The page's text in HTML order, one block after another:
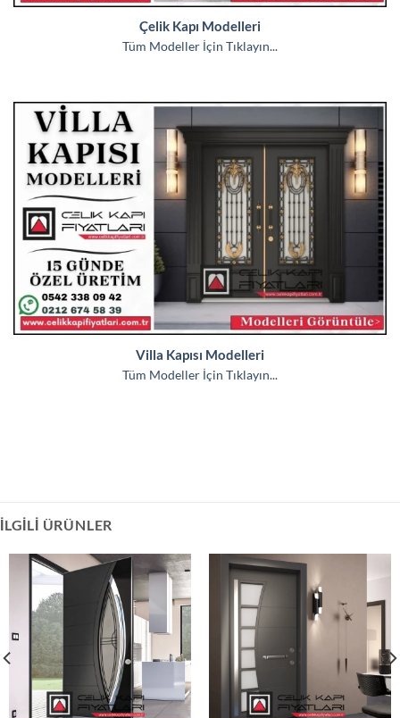
Çelik Kapı Modelleri
Tüm Modeller İçin Tıklayın...
Villa Kapısı Modelleri
Tüm Modeller İçin Tıklayın...
İLGILI ÜRÜNLER